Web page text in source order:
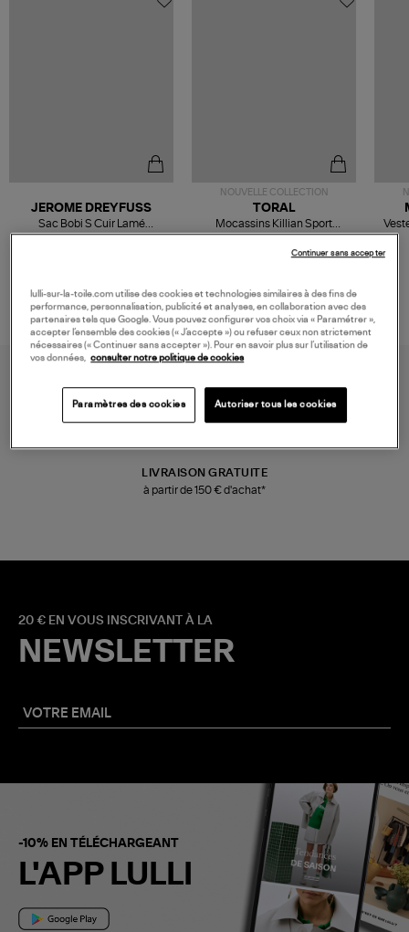
JEROME DREYFUSS
Sac Bobi S Cuir Lamé
Champagne
NOUVELLE COLLECTION
TORAL
Mocassins Killian Sport
Mousse
LIVRAISON GRATUITE
à partir de 150 € d'achat*
20 € EN VOUS INSCRIVANT À LA
NEWSLETTER
-10% EN TÉLÉCHARGEANT
L'APP LULLI
lulli-sur-la-toile.com utilise des cookies et technologies similaires à des fins de
performance, personnalisation, publicité et analyses, en collaboration avec des
partenaires tels que Google. Vous pouvez configurer vos choix via « Paramétrer »,
accepter l’ensemble des cookies (« J’accepte ») ou refuser ceux non strictement
nécessaires (« Continuer sans accepter »). Pour en savoir plus sur l’utilisation de
vos données, consulter notre politique de cookies
Paramètres des cookies Autoriser tous les cookies
Continuer sans accepter